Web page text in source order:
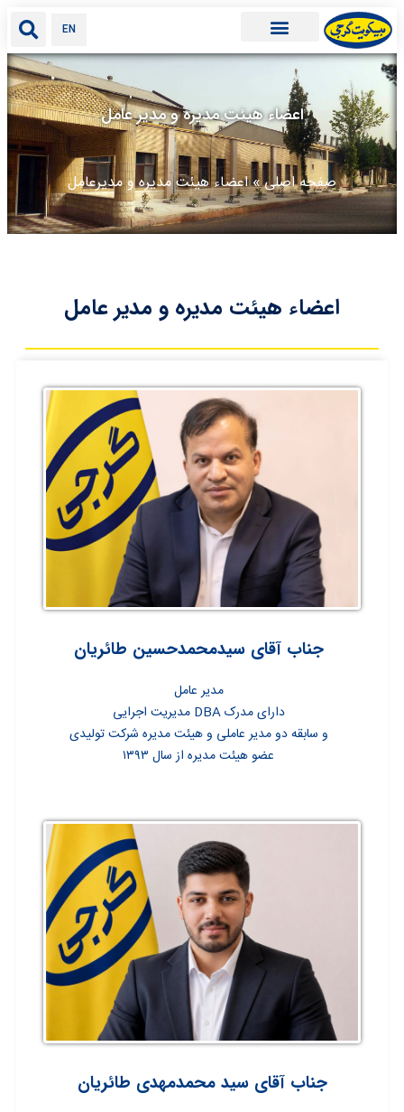
EN
اعضاء هیئت مدیره و مدیر عامل
صفحه اصلی»اعضاء هیئت مدیره و مدیرعامل
اعضاء هیئت مدیره و مدیر عامل
جناب آقای سیدمحمدحسین طائریان
مدیر عامل
دارای مدرک DBA مدیریت اجرایی
و سابقه دو مدیر عاملی و هیئت مدیره شرکت تولیدی
عضو هیئت مدیره از سال ۱۳۹۳
جناب آقای سید محمدمهدی طائریان